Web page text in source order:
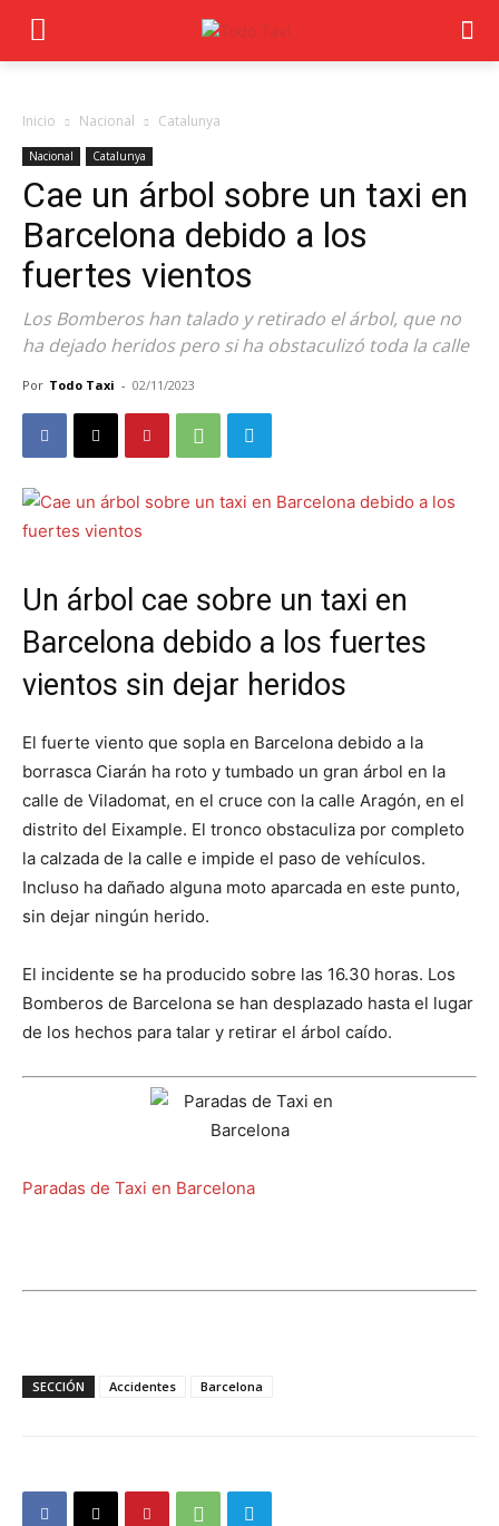
Inicio Nacional Catalunya
Nacional Catalunya
Cae un árbol sobre un taxi en
Barcelona debido a los
fuertes vientos
Los Bomberos han talado y retirado el árbol, que no
ha dejado heridos pero si ha obstaculizó toda la calle
Por Todo Taxi - 02/11/2023
Un árbol cae sobre un taxi en
Barcelona debido a los fuertes
vientos sin dejar heridos
El fuerte viento que sopla en Barcelona debido a la
borrasca Ciarán ha roto y tumbado un gran árbol en la
calle de Viladomat, en el cruce con la calle Aragón, en el
distrito del Eixample. El tronco obstaculiza por completo
la calzada de la calle e impide el paso de vehículos.
Incluso ha dañado alguna moto aparcada en este punto,
sin dejar ningún herido.
El incidente se ha producido sobre las 16.30 horas. Los
Bomberos de Barcelona se han desplazado hasta el lugar
de los hechos para talar y retirar el árbol caído.
Paradas de Taxi en Barcelona
SECCIÓN Accidentes Barcelona